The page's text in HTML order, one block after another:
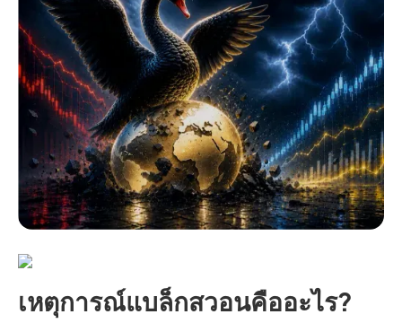
เหตุการณ์แบล็กสวอนคืออะไร?